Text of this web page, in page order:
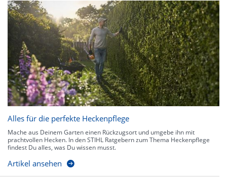
Alles für die perfekte Heckenpflege
Mache aus Deinem Garten einen Rückzugsort und umgebe ihn mit
prachtvollen Hecken. In den STIHL Ratgebern zum Thema Heckenpflege
findest Du alles, was Du wissen musst.
Artikel ansehen